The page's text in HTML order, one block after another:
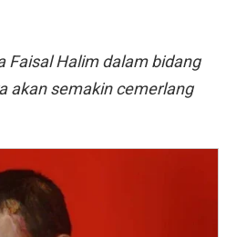
Faisal Halim dalam bidang
akan semakin cemerlang